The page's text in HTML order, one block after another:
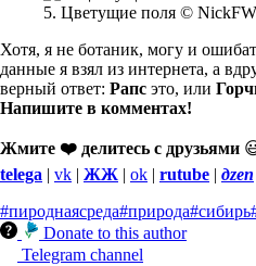
5. Цветущие поля ©
Хотя, я не ботаник, могу и
данные я взял из интернета, а
верный ответ: Рапс это, или
Напишите в комментах!
Жмите ❤️ делитесь с друзьями
telega | vk | ЖЖ | ok | rutube | дzen
#пироднаясреда#природа#сибирь
Donate to this author
Telegram channel